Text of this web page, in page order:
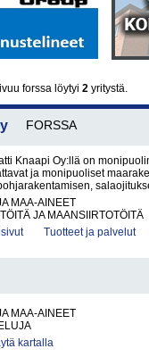
forssa löytyi 2 yritystä.
FORSSA
Knaapi Oy:llä on
ja monipuoliset
MAA-AINEET
JA MAANSIIRTOTÖITÄ
Tuotteet ja palvelut
MAA-AINEET
kartalla